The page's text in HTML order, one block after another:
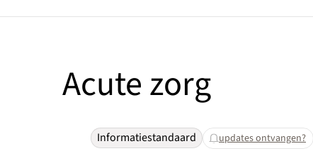
Acute zorg
Informatiestandaard updates ontvangen?